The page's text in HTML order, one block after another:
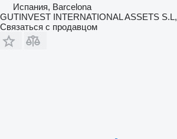
Испания, Barcelona
GUTINVEST INTERNATIONAL ASSETS S.L,
Связаться с продавцом